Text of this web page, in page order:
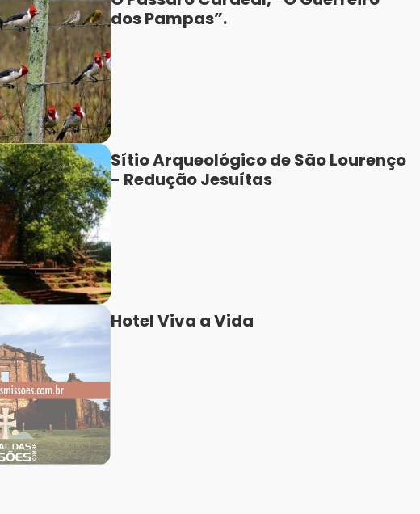
dos Pampas”.
Sítio Arqueológico de São Lourenço
- Redução Jesuítas
Hotel Viva a Vida